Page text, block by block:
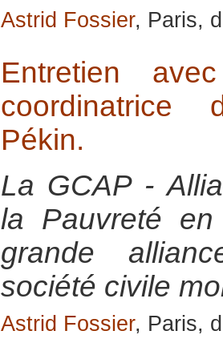
Astrid Fossier, Paris,
Entretien
coordinatrice
Pékin.
La GCAP -
la Pauvreté
grande
société civile
Astrid Fossier, Paris,